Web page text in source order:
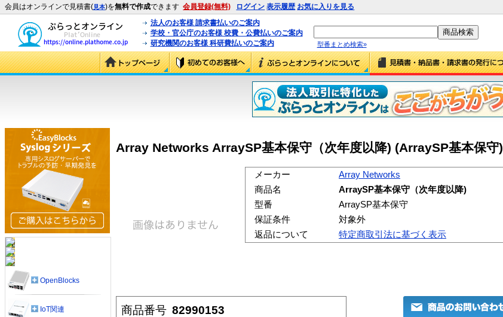
会員はオンラインで見積書(見本)を無料で作成できます 会員登録(無料) ログイン 表示履歴 お気に入りを見る
法人のお客様 請求書払いのご案内
学校・官公庁のお客様 校費・公費払いのご案内
研究機関のお客様 科研費払いのご案内
型番まとめ検索»
Array Networks ArraySP基本保守（次年度以降) (ArraySP基本保守)
メーカー
Array Networks
商品名
ArraySP基本保守（次年度以降)
型番
ArraySP基本保守
保証条件
対象外
返品について
特定商取引法に基づく表示
商品番号 82990153
OpenBlocks
IoT関連